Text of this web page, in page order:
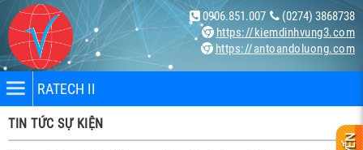
(0274) 3868738
0906.851.007
https://kiemdinhvung3.com
https://antoandoluong.com
RATECH II
TIN TỨC SỰ KIỆN